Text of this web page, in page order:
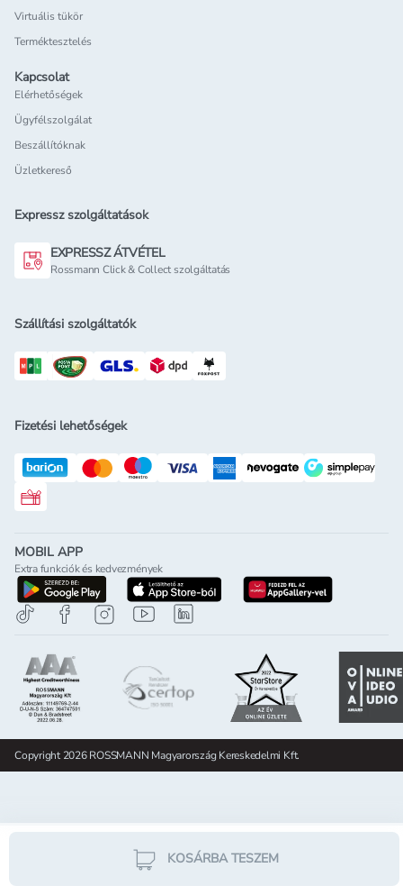
KOSÁRBA TESZEM
Virtuális tükör
Terméktesztelés
Kapcsolat
Elérhetőségek
Ügyfélszolgálat
Beszállítóknak
Üzletkereső
Expressz szolgáltatások
EXPRESSZ ÁTVÉTEL
Rossmann Click & Collect szolgáltatás
Szállítási szolgáltatók
Fizetési lehetőségek
Rossmann ajándékkártya
MOBIL APP
Extra funkciók és kedvezmények
letöltés a google-play-rölletöltés az app-store-ból
letöltés
Copyright 2026 ROSSMANN Magyarország Kereskedelmi Kft.